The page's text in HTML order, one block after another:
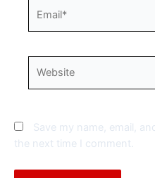
Save my name, email,
the next time I comment.